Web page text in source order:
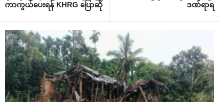
ကာကွယ်‌ပေးရန် KHRG ‌ပြောဆို
ဒဏ်ရာရ